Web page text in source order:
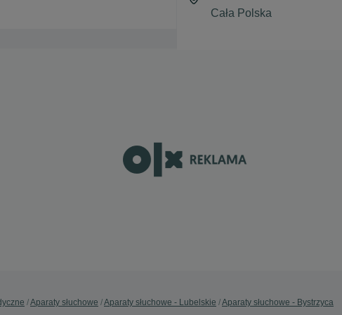
Aparaty słuchowe Aparaty słuchowe - Lubelskie Aparaty słuchowe - Bystrzyca